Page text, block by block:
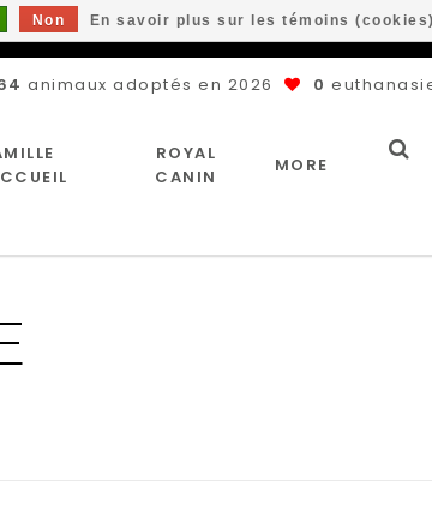
animaux adoptés en 2026 0
ROYAL
CANIN
MORE
Non En savoir plus sur les témoins